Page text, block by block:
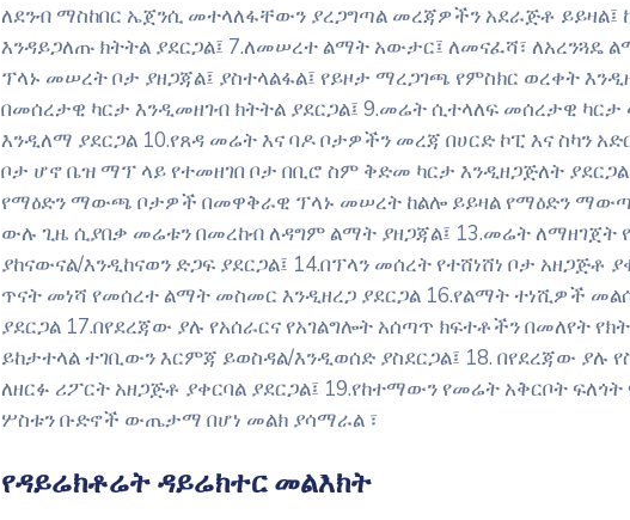
ለደንብ ማስከበር ኤጀንሲ መተላለፋቸውን ያረጋግጣል መረጃዎችን አደራጅቶ ይይዛል፤
እንዳይጋለጡ ክትትል ያደርጋል፤ 7.ለመሠረተ ልማት አውታር፤ ለመናፈሻ፣
ፕላኑ መሠረት ቦታ ያዘጋጃል፤ ያስተላልፋል፤ የይዞታ ማረጋገጫ የምስክር ወረቀት
በመሰረታዊ ካርታ እንዲመዘገብ ክትትል ያደርጋል፤ 9.መሬት ሲተላለፍ መሰረታዊ
እንዲለማ ያደርጋል 10.የጸዳ መሬት እና ባዶ ቦታዎችን መረጃ በሀርድ ኮፒ እና ስካን
ቦታ ሆኖ ቤዝ ማፕ ላይ የተመዘገበ ቦታ በቢሮ ስም ቅድመ ካርታ እንዲዘጋጅለት
የማዕድን ማውጫ ቦታዎች በመዋቅራዊ ፕላኑ መሠረት ከልሎ ይይዛል የማዕድን
ውሉ ጊዜ ሲያበቃ መሬቱን በመረከብ ለዳግም ልማት ያዘጋጃል፤ 13.መሬት ለማዘገጀት
ያከናውናል/እንዲከናወን ድጋፍ ያደርጋል፤ 14.በፕላን መሰረት የተሸነሸነ ቦታ
ጥናት መነሻ የመሰረተ ልማት መስመር እንዲዘረጋ ያደርጋል 16.የልማት ተነሺዎች
ያደርጋል 17.በየደረጃው ያሉ የአሰራርና የአገልግሎት አሰጣጥ ክፍተቶችን በመለየት
ይከታተላል ተገቢውን እርምጃ ይወስዳል/እንዲወሰድ ያስደርጋል፤ 18. በየደረጃው ያሉ
ለዘርፉ ሪፖርት አዘጋጅቶ ያቀርባል ያደርጋል፤ 19.የከተማውን የመሬት አቅርቦት
ሦስቱን ቡድኖች ውጤታማ በሆነ መልክ ያሳማራል ፣
የዳይሬክቶሬት ዳይሬክተር መልእክት